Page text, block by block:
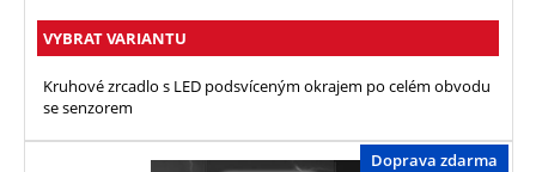
VYBRAT VARIANTU
Kruhové zrcadlo s LED podsvíceným okrajem po celém obvodu
se senzorem
Doprava zdarma